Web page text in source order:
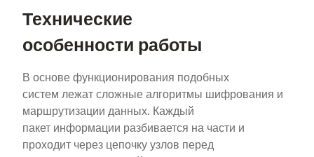
Технические
особенности работы
В основе функционирования подобных
систем лежат сложные алгоритмы шифрования и
маршрутизации данных. Каждый
пакет информации разбивается на части и
проходит через цепочку узлов перед